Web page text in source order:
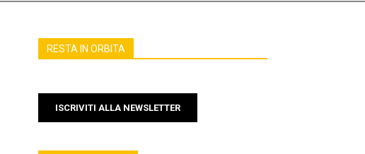
RESTA IN ORBITA
ISCRIVITI ALLA NEWSLETTER